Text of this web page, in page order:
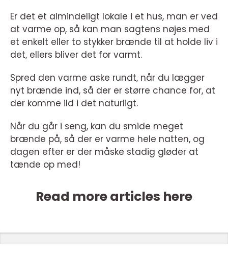
Er det et almindeligt lokale i et hus, man er ved
at varme op, så kan man sagtens nøjes med
et enkelt eller to stykker brænde til at holde liv i
det, ellers bliver det for varmt.
Spred den varme aske rundt, når du lægger
nyt brænde ind, så der er større chance for, at
der komme ild i det naturligt.
Når du går i seng, kan du smide meget
brænde på, så der er varme hele natten, og
dagen efter er der måske stadig gløder at
tænde op med!
Read more articles here